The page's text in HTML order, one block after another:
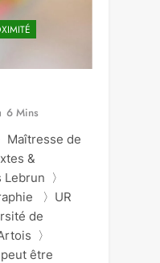
6 Mins
Maîtresse de
&
〉
〉UR
de
〉
être